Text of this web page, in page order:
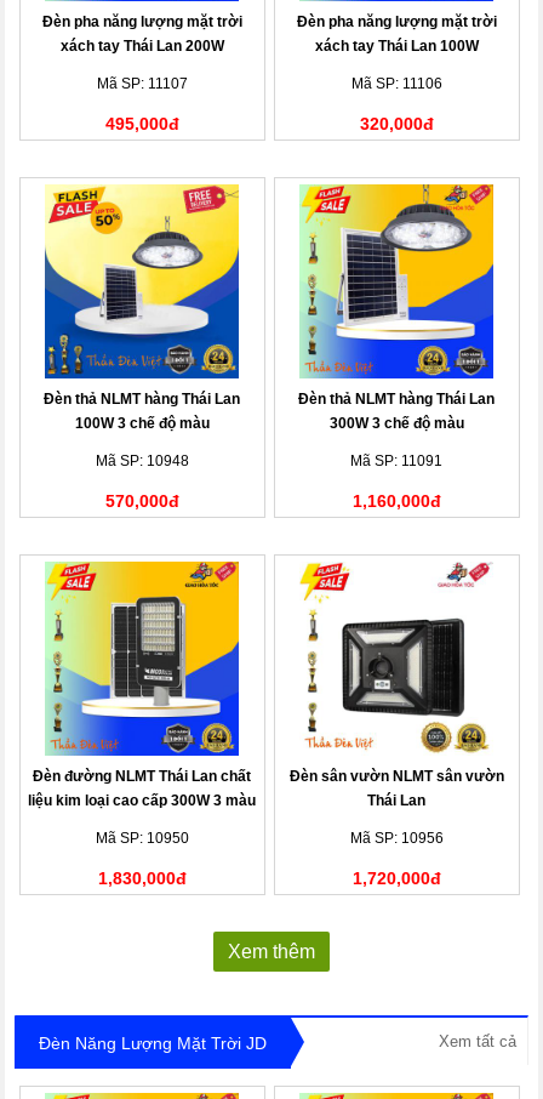
Đèn pha năng lượng mặt trời
xách tay Thái Lan 200W
Mã SP: 11107
495,000đ
Đèn pha năng lượng mặt trời
xách tay Thái Lan 100W
Mã SP: 11106
320,000đ
Đèn thả NLMT hàng Thái Lan
100W 3 chế độ màu
Mã SP: 10948
570,000đ
Đèn thả NLMT hàng Thái Lan
300W 3 chế độ màu
Mã SP: 11091
1,160,000đ
Đèn đường NLMT Thái Lan chất
liệu kim loại cao cấp 300W 3 màu
Mã SP: 10950
1,830,000đ
Đèn sân vườn NLMT sân vườn
Thái Lan
Mã SP: 10956
1,720,000đ
Xem thêm
Đèn Năng Lượng Mặt Trời JD Xem tất cả